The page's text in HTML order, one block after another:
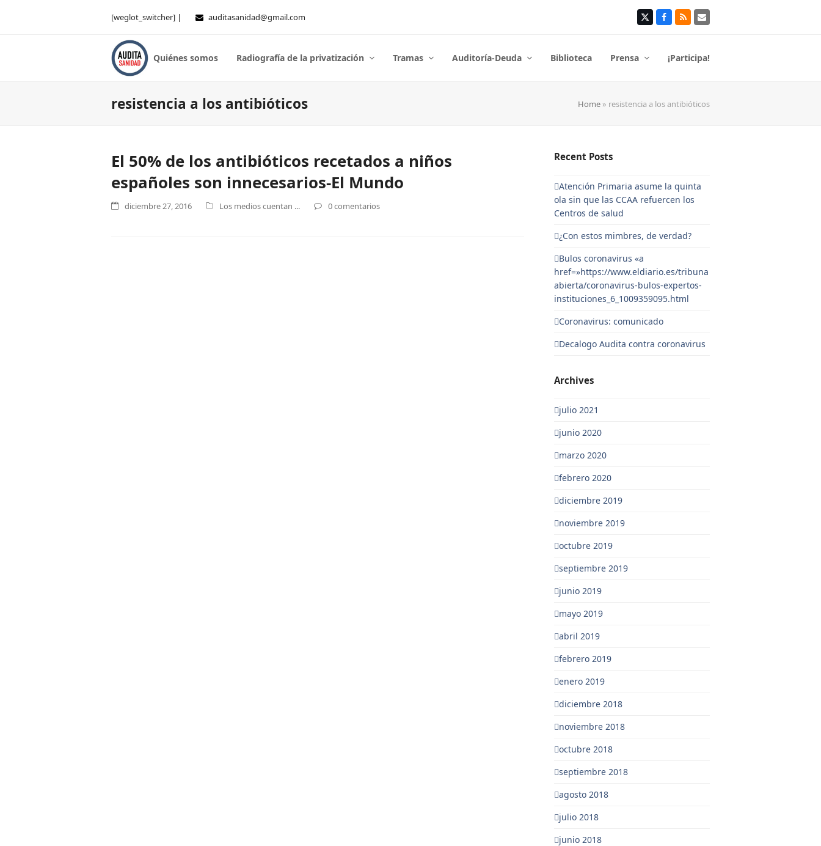
[weglot_switcher] | auditasanidad@gmail.com TwitterFacebook
RSS Correo
Quiénes somos Radiografía de la privatización Tramas Auditoría-Deuda Biblioteca Prensa ¡Participa!
resistencia a los antibióticos Home » resistencia a los antibióticos
El 50% de los antibióticos recetados a niños
españoles son innecesarios-El Mundo
diciembre 27, 2016 Los medios cuentan ... 0 comentarios
Recent Posts
Atención Primaria asume la quinta
ola sin que las CCAA refuercen los
Centros de salud
¿Con estos mimbres, de verdad?
Bulos coronavirus «a
href=»https://www.eldiario.es/tribuna
abierta/coronavirus-bulos-expertos-
instituciones_6_1009359095.html
Coronavirus: comunicado
Decalogo Audita contra coronavirus
Archives
julio 2021
junio 2020
marzo 2020
febrero 2020
diciembre 2019
noviembre 2019
octubre 2019
septiembre 2019
junio 2019
mayo 2019
abril 2019
febrero 2019
enero 2019
diciembre 2018
noviembre 2018
octubre 2018
septiembre 2018
agosto 2018
julio 2018
junio 2018